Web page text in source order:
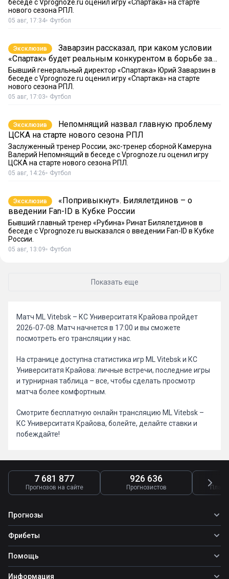
беседе с Vprognoze.ru оценил игру «Спартака» на старте
нового сезона РПЛ.
05 авг, 17:34 Футбол
Эксклюзив
«Спартак» будет реальным конкурентом в борьбе за
золото РПЛ
Бывший генеральный директор «Спартака» Юрий Заварзин в
беседе с Vprognoze.ru оценил игру «Спартака» на старте
нового сезона РПЛ.
05 авг, 17:03 Футбол
Эксклюзив
ЦСКА на старте нового сезона РПЛ
Заслуженный тренер России, экс-тренер сборной Камеруна
Валерий Непомнящий в беседе с Vprognoze.ru оценил игру
ЦСКА на старте нового сезона РПЛ.
05 авг, 14:26 Футбол
Эксклюзив
введении Fan-ID в Кубке России
Бывший главный тренер «Рубина» Ринат Билялетдинов в
беседе с Vprognoze.ru высказался о введении Fan-ID в Кубке
России.
05 авг, 13:09 Футбол
Показать еще
Матч ML Vitebsk – КС Университатя Крайова пройдет
2026-07-08. Матч начнется в 17:00 и вы сможете
посмотреть его трансляции у нас.
На странице доступна статистика игр ML Vitebsk и КС
Университатя Крайова: личные встречи, последние игры
и турнирная таблица – все, чтобы сделать просмотр
матча более комфортным.
Смотрите бесплатную онлайн трансляцию ML Vitebsk –
КС Университатя Крайова, болейте, делайте ставки и
побеждайте!
7 681 877
Прогнозов на сайте
926 636
Прогнозистов
Прогнозы
Все прогнозы
Топ ставок
Прогнозы на футбол
Фрибеты
Фрибеты
Фрибет Ubet
Помощь
Школа ставок
Информация